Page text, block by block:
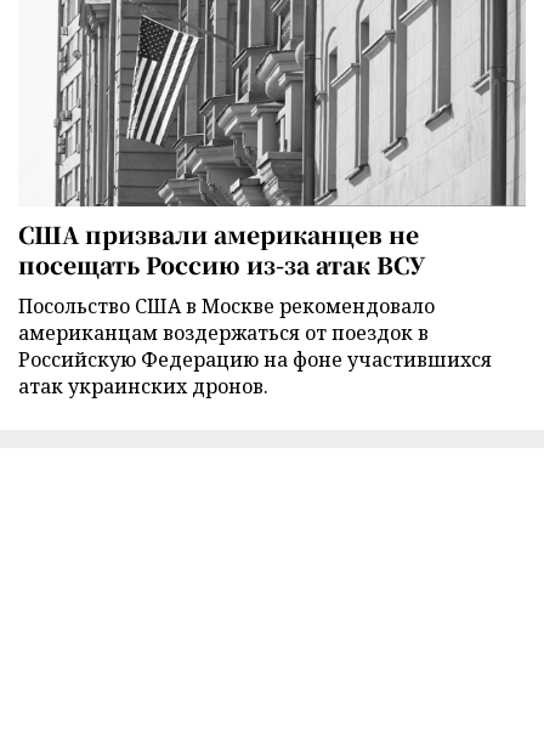
США призвали американцев не
посещать Россию из-за атак ВСУ
Посольство США в Москве рекомендовало
американцам воздержаться от поездок в
Российскую Федерацию на фоне участившихся
атак украинских дронов.